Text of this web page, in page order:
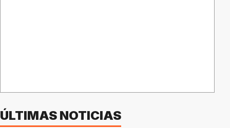
ÚLTIMAS NOTICIAS